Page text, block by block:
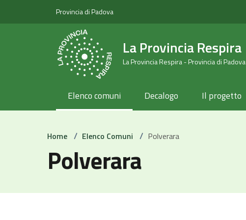
Provincia di Padova
La Provincia Respira
La Provincia Respira - Provincia di Padova
Elenco comuni Decalogo Il progetto
Home / Elenco Comuni / Polverara
Polverara